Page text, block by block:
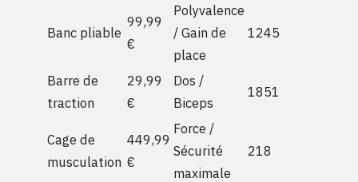
Banc pliable
99,99
€
Polyvalence
/ Gain de
place
1245
Barre de
traction
29,99
€
Dos /
Biceps
1851
Cage de
musculation
449,99
€
Force /
Sécurité
maximale
218